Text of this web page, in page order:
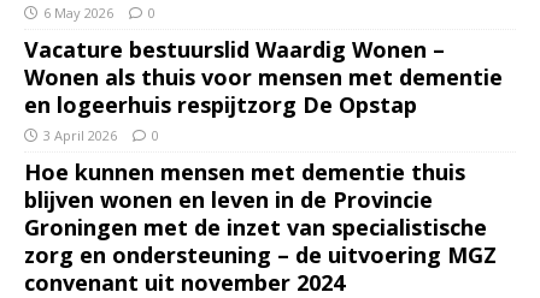
6 May 2026 0
Vacature bestuurslid Waardig Wonen –
Wonen als thuis voor mensen met dementie
en logeerhuis respijtzorg De Opstap
3 April 2026 0
Hoe kunnen mensen met dementie thuis
blijven wonen en leven in de Provincie
Groningen met de inzet van specialistische
zorg en ondersteuning – de uitvoering MGZ
convenant uit november 2024